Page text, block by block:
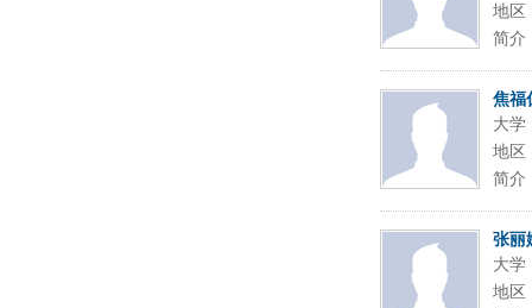
地区
简介
焦福
大学
地区
简介
张丽
大学
地区